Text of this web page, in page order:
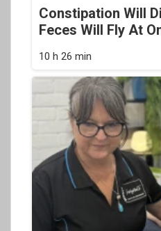
Constipation Will
Feces Will Fly At
10 h 26 min